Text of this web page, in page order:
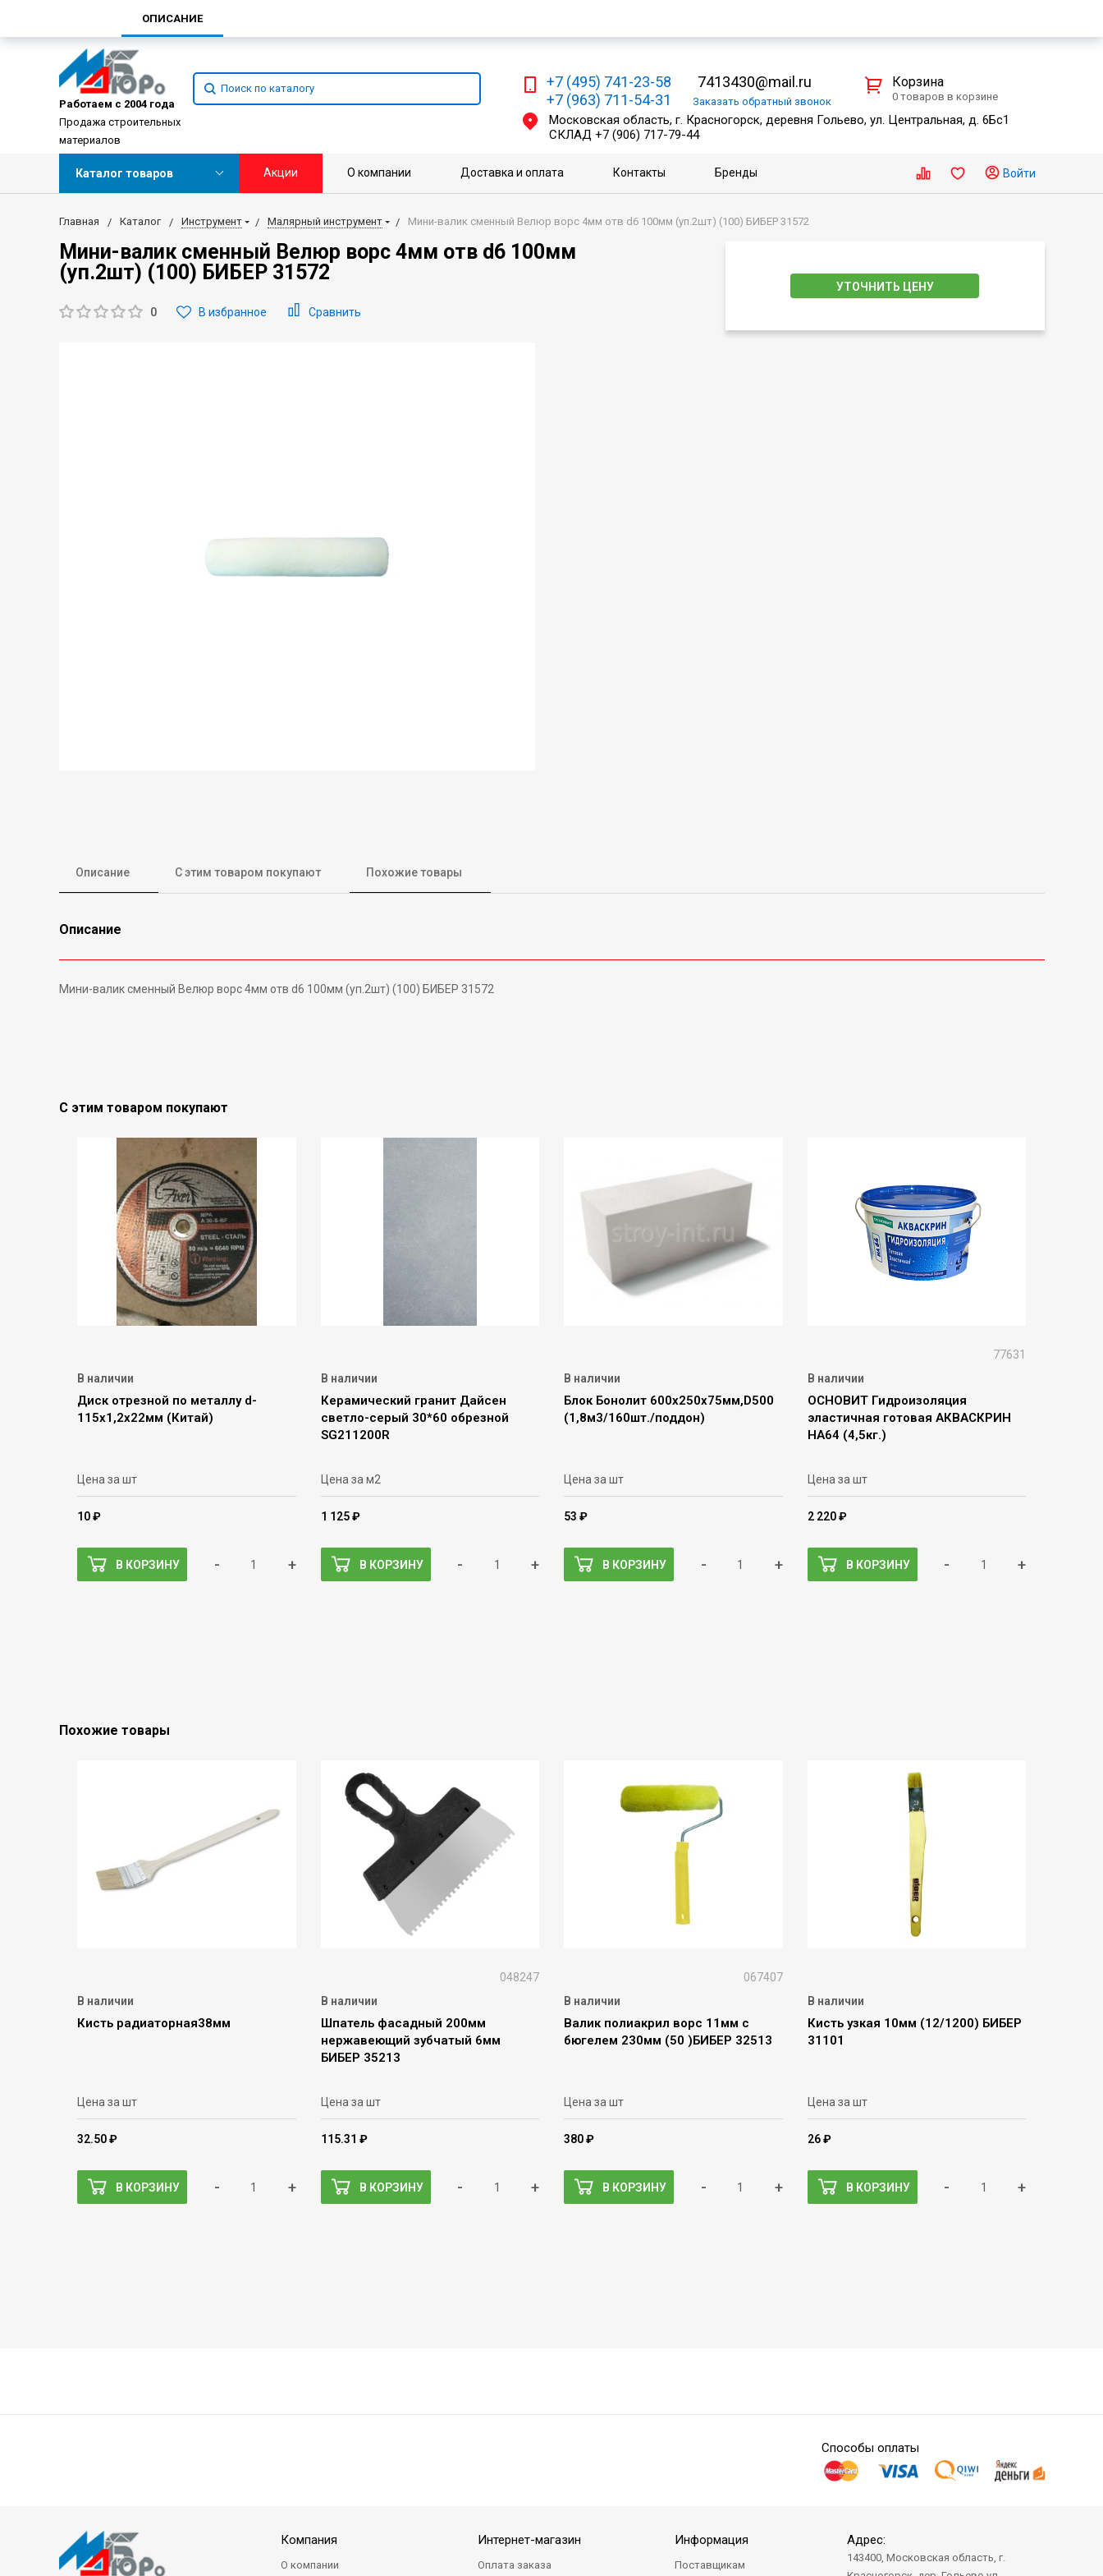
Работаем с 2004 года
Продажа строительных
материалов
+7 (495) 741-23-58
+7 (963) 711-54-31
7413430@mail.ru
Заказать обратный звонок
Московская область, г. Красногорск, деревня Гольево, ул. Центральная, д. 6Бс1
СКЛАД +7 (906) 717-79-44
Корзина
0 товаров в корзине
Каталог товаров Акции О компании Доставка и оплата Контакты Бренды Войти
Главная Каталог Инструмент Малярный инструмент Мини-валик сменный Велюр ворс 4мм отв d6 100мм (уп.2шт) (100) БИБЕР 31572
Мини-валик сменный Велюр ворс 4мм отв d6 100мм
(уп.2шт) (100) БИБЕР 31572
0 В избранное Сравнить
УТОЧНИТЬ ЦЕНУ
Описание С этим товаром покупают Похожие товары
Описание
Мини-валик сменный Велюр ворс 4мм отв d6 100мм (уп.2шт) (100) БИБЕР 31572
С этим товаром покупают
В наличии
Диск отрезной по металлу d-
115х1,2х22мм (Китай)
Цена за шт
10 ₽
В КОРЗИНУ - +
В наличии
Керамический гранит Дайсен
светло-серый 30*60 обрезной
SG211200R
Цена за м2
1 125 ₽
В КОРЗИНУ - +
В наличии
Блок Бонолит 600х250х75мм,D500
(1,8м3/160шт./поддон)
Цена за шт
53 ₽
В КОРЗИНУ - +
77631
В наличии
ОСНОВИТ Гидроизоляция
эластичная готовая АКВАСКРИН
НА64 (4,5кг.)
Цена за шт
2 220 ₽
В КОРЗИНУ - +
Похожие товары
В наличии
Кисть радиаторная38мм
Цена за шт
32.50 ₽
В КОРЗИНУ - +
048247
В наличии
Шпатель фасадный 200мм
нержавеющий зубчатый 6мм
БИБЕР 35213
Цена за шт
115.31 ₽
В КОРЗИНУ - +
067407
В наличии
Валик полиакрил ворс 11мм с
бюгелем 230мм (50 )БИБЕР 32513
Цена за шт
380 ₽
В КОРЗИНУ - +
В наличии
Кисть узкая 10мм (12/1200) БИБЕР
31101
Цена за шт
26 ₽
В КОРЗИНУ - +
ОПИСАНИЕ
Способы оплаты
Компания
О компании
Интернет-магазин
Оплата заказа
Информация
Поставщикам
Адрес:
143400, Московская область, г.